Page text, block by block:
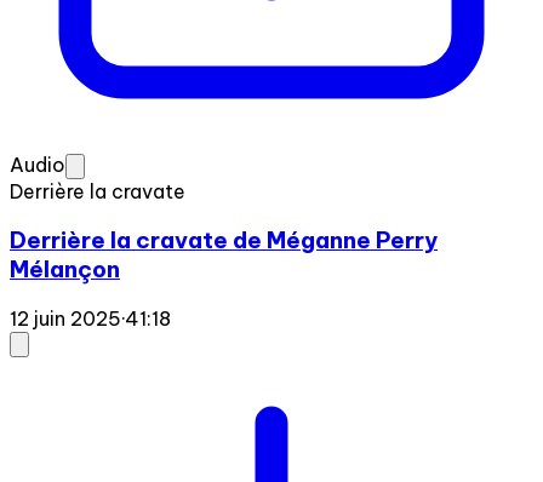
Audio
Derrière la cravate
Derrière la cravate de Méganne Perry
Mélançon
12 juin 2025·41:18